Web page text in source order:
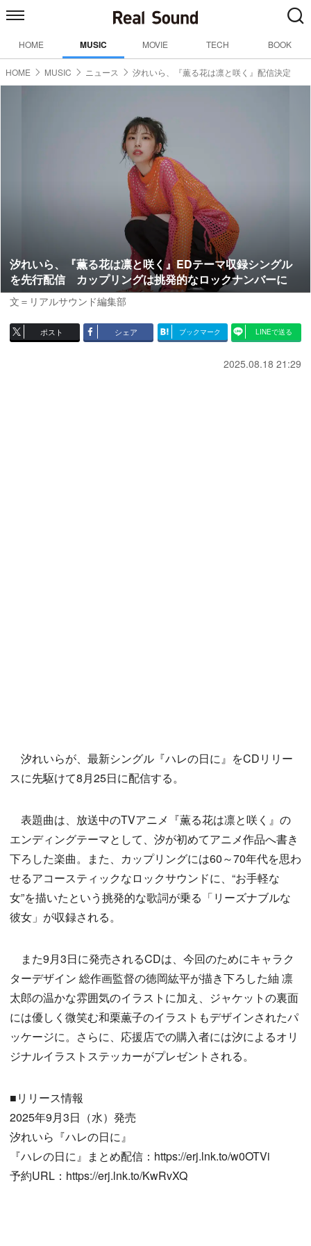
HOME MUSIC MOVIE TECH BOOK
HOME MUSIC ニュース 汐れいら、『薫る花は凛と咲く』配信決定
汐れいら、『薫る花は凛と咲く』EDテーマ収録シングル
を先行配信 カップリングは挑発的なロックナンバーに
文＝リアルサウンド編集部
ポスト シェア ブックマーク LINEで送る
2025.08.18 21:29
汐れいらが、最新シングル『ハレの日に』をCDリリー
スに先駆けて8月25日に配信する。
表題曲は、放送中のTVアニメ『薫る花は凛と咲く』の
エンディングテーマとして、汐が初めてアニメ作品へ書き
下ろした楽曲。また、カップリングには60～70年代を思わ
せるアコースティックなロックサウンドに、“お手軽な
女”を描いたという挑発的な歌詞が乗る「リーズナブルな
彼女」が収録される。
また9月3日に発売されるCDは、今回のためにキャラク
ターデザイン 総作画監督の徳岡紘平が描き下ろした紬 凛
太郎の温かな雰囲気のイラストに加え、ジャケットの裏面
には優しく微笑む和栗薫子のイラストもデザインされたパ
ッケージに。さらに、応援店での購入者には汐によるオリ
ジナルイラストステッカーがプレゼントされる。
■リリース情報
2025年9月3日（水）発売
汐れいら『ハレの日に』
『ハレの日に』まとめ配信：https://erj.lnk.to/w0OTVi
予約URL：https://erj.lnk.to/KwRvXQ